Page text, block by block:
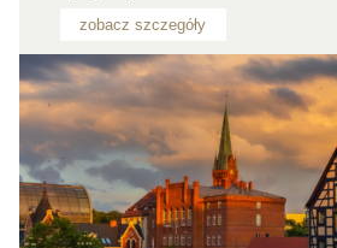
zobacz szczegóły